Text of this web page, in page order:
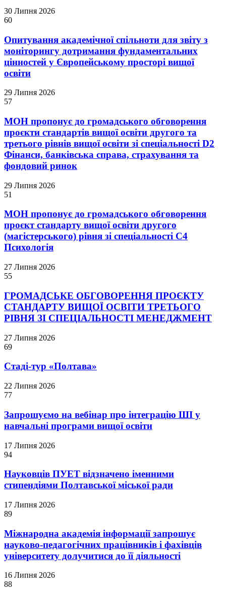
30 Липня 2026
60
Опитування академічної спільноти для звіту з
моніторингу дотримання фундаментальних
цінностей у Європейському просторі вищої
освіти
29 Липня 2026
57
МОН пропонує до громадського обговорення
проєкти стандартів вищої освіти другого та
третього рівнів вищої освіти зі спеціальності D2
Фінанси, банківська справа, страхування та
фондовий ринок
29 Липня 2026
51
МОН пропонує до громадського обговорення
проєкт стандарту вищої освіти другого
(магістерського) рівня зі спеціальності С4
Психологія
27 Липня 2026
55
ГРОМАДСЬКЕ ОБГОВОРЕННЯ ПРОЄКТУ
СТАНДАРТУ ВИЩОЇ ОСВІТИ ТРЕТЬОГО
РІВНЯ ЗІ СПЕЦІАЛЬНОСТІ МЕНЕДЖМЕНТ
27 Липня 2026
69
Стаді-тур «Полтава»
22 Липня 2026
77
Запрошуємо на вебінар про інтеграцію ШІ у
навчальні програми вищої освіти
17 Липня 2026
94
Науковців ПУЕТ відзначено іменними
стипендіями Полтавської міської ради
17 Липня 2026
89
Міжнародна академія інформації запрошує
науково-педагогічних працівників і фахівців
університету долучитися до її діяльності
16 Липня 2026
88